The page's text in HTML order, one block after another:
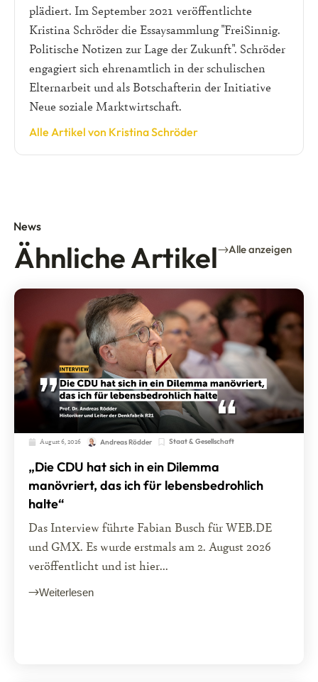
plädiert. Im September 2021 veröffentlichte
Kristina Schröder die Essaysammlung "FreiSinnig.
Politische Notizen zur Lage der Zukunft". Schröder
engagiert sich ehrenamtlich in der schulischen
Elternarbeit und als Botschafterin der Initiative
Neue soziale Marktwirtschaft.
Alle Artikel von Kristina Schröder
News
Ähnliche Artikel Alle anzeigen
August 6, 2026 Andreas Rödder Staat & Gesellschaft
„Die CDU hat sich in ein Dilemma
manövriert, das ich für lebensbedrohlich
halte“
Das Interview führte Fabian Busch für WEB.DE
und GMX. Es wurde erstmals am 2. August 2026
veröffentlicht und ist hier...
Weiterlesen